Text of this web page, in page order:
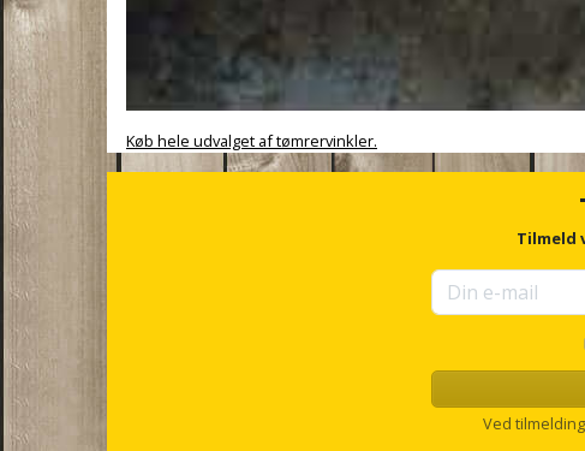
Køb hele udvalget af tømrervinkler.
Tilmeld
Ved